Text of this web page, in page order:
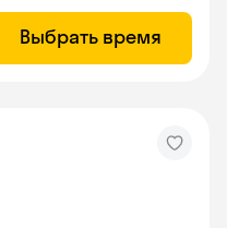
Выбрать время